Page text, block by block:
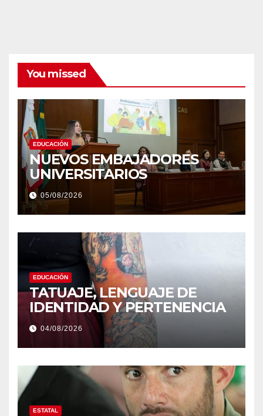
You missed
EDUCACIÓN
NUEVOS EMBAJADORES
UNIVERSITARIOS
05/08/2026
EDUCACIÓN
TATUAJE, LENGUAJE DE
IDENTIDAD Y PERTENENCIA
04/08/2026
ESTATAL